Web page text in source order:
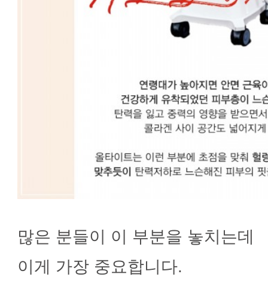
많은 분들이 이 부분을 놓치는데
이게 가장 중요합니다.